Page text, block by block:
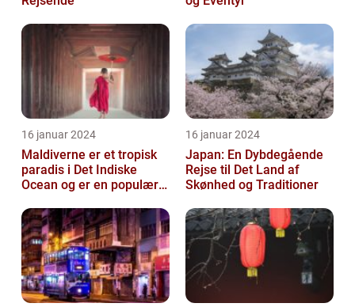
16 januar 2024
Maldiverne er et tropisk
paradis i Det Indiske
Ocean og er en populær
og ev...
16 januar 2024
Japan: En Dybdegående
Rejse til Det Land af
Skønhed og Traditioner